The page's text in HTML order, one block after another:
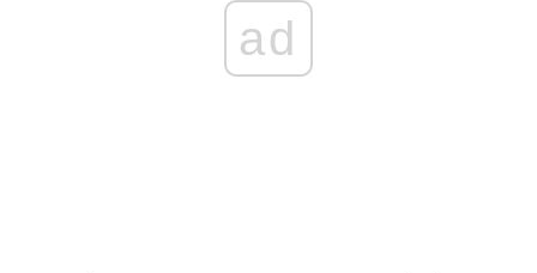
ad